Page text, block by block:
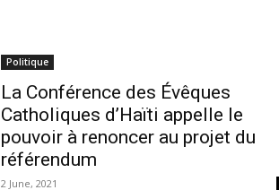
Politique
La Conférence des Évêques
Catholiques d’Haïti appelle le
pouvoir à renoncer au projet du
référendum
2 June, 2021